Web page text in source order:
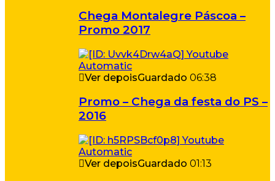
Chega Montalegre Páscoa –
Promo 2017
Ver depoisGuardado 06:38
Promo – Chega da festa do PS –
2016
Ver depoisGuardado 01:13